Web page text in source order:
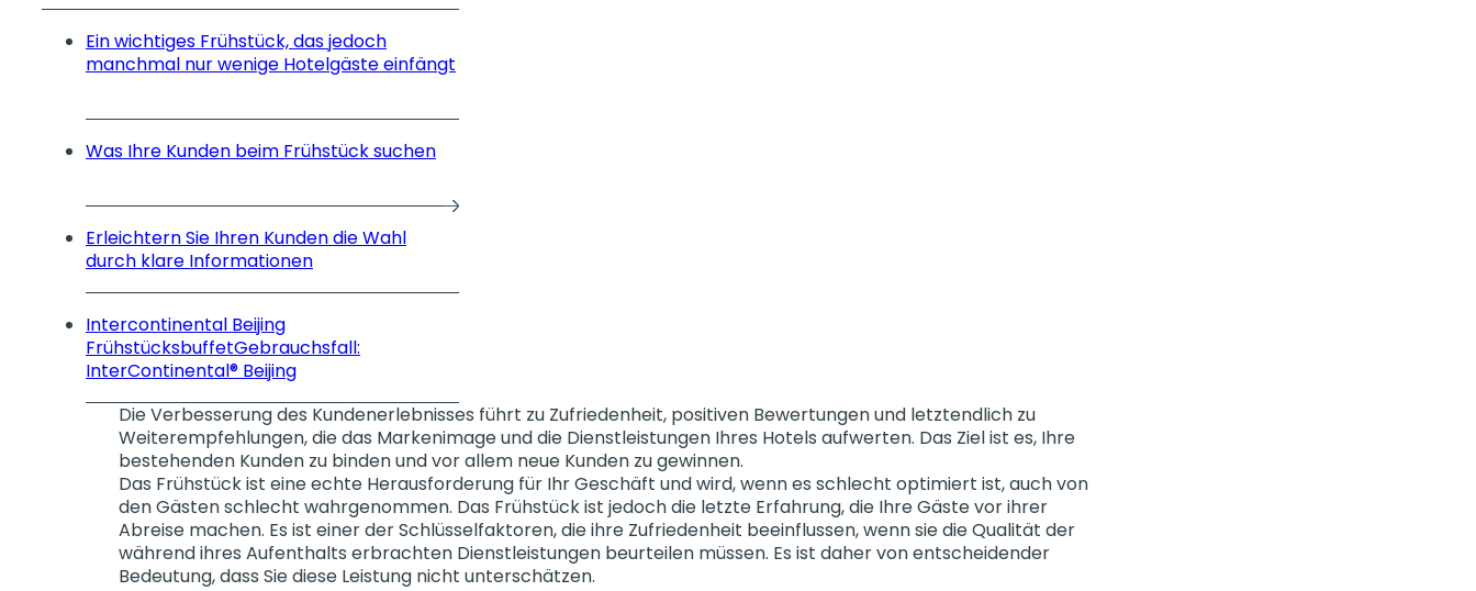
Ein wichtiges Frühstück, das jedoch
manchmal nur wenige Hotelgäste einfängt
Was Ihre Kunden beim Frühstück suchen
Erleichtern Sie Ihren Kunden die Wahl
durch klare Informationen
Intercontinental Beijing
FrühstücksbuffetGebrauchsfall:
InterContinental® Beijing
Die Verbesserung des Kundenerlebnisses führt zu Zufriedenheit, positiven Bewertungen und letztendlich zu
Weiterempfehlungen, die das Markenimage und die Dienstleistungen Ihres Hotels aufwerten. Das Ziel ist es, Ihre
bestehenden Kunden zu binden und vor allem neue Kunden zu gewinnen.
Das Frühstück ist eine echte Herausforderung für Ihr Geschäft und wird, wenn es schlecht optimiert ist, auch von
den Gästen schlecht wahrgenommen. Das Frühstück ist jedoch die letzte Erfahrung, die Ihre Gäste vor ihrer
Abreise machen. Es ist einer der Schlüsselfaktoren, die ihre Zufriedenheit beeinflussen, wenn sie die Qualität der
während ihres Aufenthalts erbrachten Dienstleistungen beurteilen müssen. Es ist daher von entscheidender
Bedeutung, dass Sie diese Leistung nicht unterschätzen.